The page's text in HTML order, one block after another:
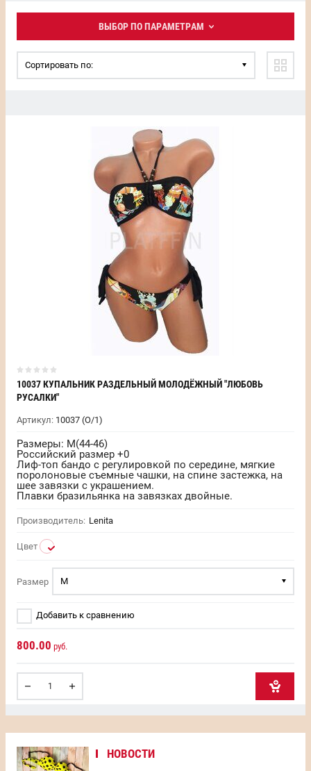
НОВОСТИ
Сортировать по:
ВЫБОР ПО ПАРАМЕТРАМ
10037 КУПАЛЬНИК РАЗДЕЛЬНЫЙ МОЛОДЁЖНЫЙ "ЛЮБОВЬ
РУСАЛКИ"
Артикул: 10037 (О/1)
Размеры: M(44-46)
Российский размер +0
Лиф-топ бандо с регулировкой по середине, мягкие
поролоновые съемные чашки, на спине застежка, на
шее завязки с украшением.
Плавки бразильянка на завязках двойные.
Производитель: Lenita
Цвет
Размер M
Добавить к сравнению
800.00 руб.